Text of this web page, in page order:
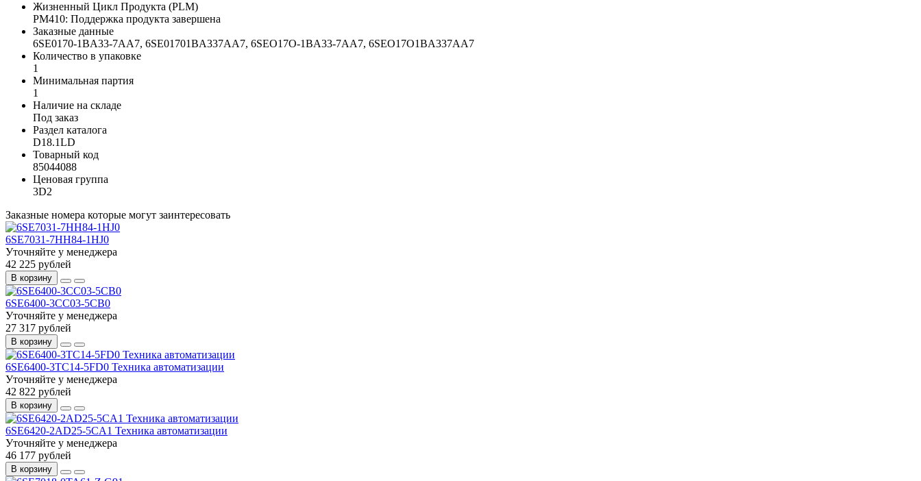
Жизненный Цикл Продукта (PLM)
PM410: Поддержка продукта завершена
Заказные данные
6SE0170-1BA33-7AA7, 6SE01701BA337AA7, 6SEO17O-1BA33-7AA7, 6SEO17O1BA337AA7
Количество в упаковке
1
Минимальная партия
1
Наличие на складе
Под заказ
Раздел каталога
D18.1LD
Товарный код
85044088
Ценовая группа
3D2
Заказные номера которые могут заинтересовать
6SE7031-7HH84-1HJ0
Уточняйте у менеджера
42 225 рублей
В корзину
6SE6400-3CC03-5CB0
Уточняйте у менеджера
27 317 рублей
В корзину
6SE6400-3TC14-5FD0 Техника автоматизации
Уточняйте у менеджера
42 822 рублей
В корзину
6SE6420-2AD25-5CA1 Техника автоматизации
Уточняйте у менеджера
46 177 рублей
В корзину